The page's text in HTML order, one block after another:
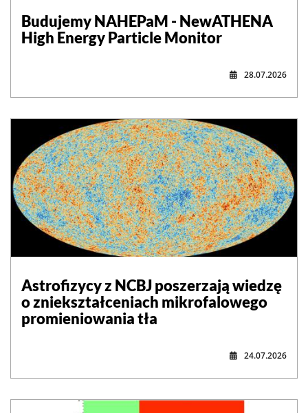
Budujemy NAHEPaM - NewATHENA
High Energy Particle Monitor
28.07.2026
Astrofizycy z NCBJ poszerzają wiedzę
o zniekształceniach mikrofalowego
promieniowania tła
24.07.2026